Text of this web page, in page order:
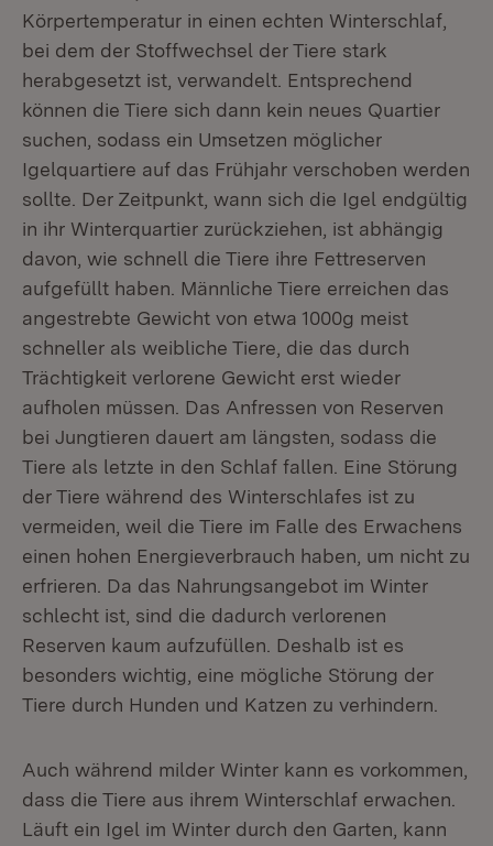
Körpertemperatur in einen echten Winterschlaf,
bei dem der Stoffwechsel der Tiere stark
herabgesetzt ist, verwandelt. Entsprechend
können die Tiere sich dann kein neues Quartier
suchen, sodass ein Umsetzen möglicher
Igelquartiere auf das Frühjahr verschoben werden
sollte. Der Zeitpunkt, wann sich die Igel endgültig
in ihr Winterquartier zurückziehen, ist abhängig
davon, wie schnell die Tiere ihre Fettreserven
aufgefüllt haben. Männliche Tiere erreichen das
angestrebte Gewicht von etwa 1000g meist
schneller als weibliche Tiere, die das durch
Trächtigkeit verlorene Gewicht erst wieder
aufholen müssen. Das Anfressen von Reserven
bei Jungtieren dauert am längsten, sodass die
Tiere als letzte in den Schlaf fallen. Eine Störung
der Tiere während des Winterschlafes ist zu
vermeiden, weil die Tiere im Falle des Erwachens
einen hohen Energieverbrauch haben, um nicht zu
erfrieren. Da das Nahrungsangebot im Winter
schlecht ist, sind die dadurch verlorenen
Reserven kaum aufzufüllen. Deshalb ist es
besonders wichtig, eine mögliche Störung der
Tiere durch Hunden und Katzen zu verhindern.
Auch während milder Winter kann es vorkommen,
dass die Tiere aus ihrem Winterschlaf erwachen.
Läuft ein Igel im Winter durch den Garten, kann